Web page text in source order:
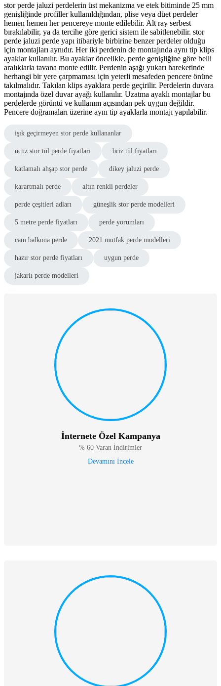
stor perde jaluzi perdelerin üst mekanizma ve etek bitiminde 25 mm
genişliğinde profiller kullanıldığından, plise veya düet perdeler
hemen hemen her pencereye monte edilebilir. Alt ray serbest
bırakılabilir, ya da tercihe göre gerici sistem ile sabitlenebilir. stor
perde jaluzi perde yapı itibariyle birbirine benzer perdeler olduğu
için montajları aynıdır. Her iki perdenin de montajında aynı tip klips
ayaklar kullanılır. Bu ayaklar öncelikle, perde genişliğine göre belli
aralıklarla tavana monte edilir. Perdenin aşağı yukarı hareketinde
herhangi bir yere çarpmaması için yeterli mesafeden pencere önüne
takılmalıdır. Takılan klips ayaklara perde geçirilir. Perdelerin duvara
montajında özel duvar ayağı kullanılır. Uzatma ayaklı montajlar bu
perdelerde görüntü ve kullanım açısından pek uygun değildir.
Pencere doğramaları üzerine aynı tip ayaklarla montajı yapılabilir.
işık geçirmeyen stor perde kullananlar
ucuz stor tül perde fiyatları briz tül fiyatları
katlamalı ahşap stor perde dikey jaluzi perde
karartmalı perde altın renkli perdeler
perde çeşitleri adları güneşlik stor perde modelleri
5 metre perde fiyatları perde yorumları
cam balkona perde 2021 mutfak perde modelleri
hazır stor perde fiyatları uygun perde
jakarlı perde modelleri
İnternete Özel Kampanya
% 60 Varan İndirimler
Devamını İncele